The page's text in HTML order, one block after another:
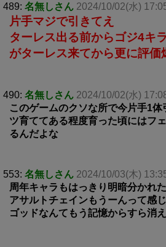
489: 名無しさん 2024/10/02(水)
片手マジで引きてえ
ターレス出る前からゴジ4キ
がターレス来てから更に評価
490: 名無しさん 2024/10/02(水)
このゲームのクソな所で今片手1
ツ育ててある程度育った頃にはフ
るんだよな
553: 名無しさん 2024/10/03(木)
周年キャラもはっきり明暗分かれ
アサルトチェインもうーんって感
ゴッドなんてもう記憶からすら消